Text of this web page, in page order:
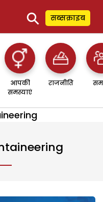
⚲ सब्सक्राइब
आपकी
समस्याएं
राजनीति